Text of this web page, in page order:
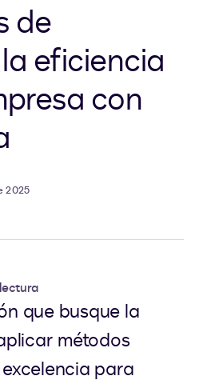
de
eficiencia
con
2025
que busque la
métodos
para